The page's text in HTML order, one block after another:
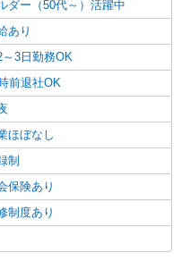
駅｜1回26,100円〜。穴場
OK
円◆日収2万6100円 ※交
1.25倍※日/週/月払
で5分！
ダー（50代～）活躍中
あり
～3日勤務OK
前退社OK
ほぼなし
制
保険あり
制度あり